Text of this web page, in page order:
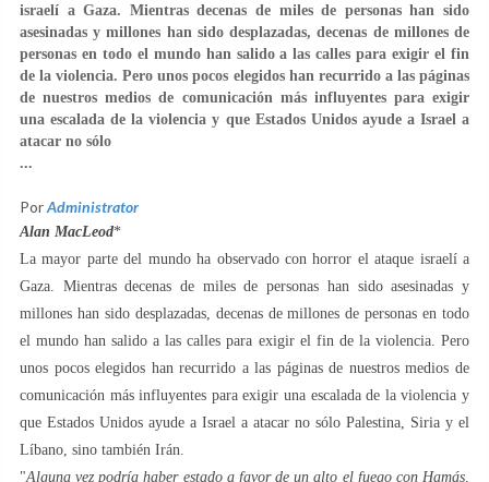
israelí a Gaza. Mientras decenas de miles de personas han sido
asesinadas y millones han sido desplazadas, decenas de millones de
personas en todo el mundo han salido a las calles para exigir el fin
de la violencia. Pero unos pocos elegidos han recurrido a las páginas
de nuestros medios de comunicación más influyentes para exigir
una escalada de la violencia y que Estados Unidos ayude a Israel a
atacar no sólo
...
PorAdministrator
Alan MacLeod*
La mayor parte del mundo ha observado con horror el ataque israelí a
Gaza. Mientras decenas de miles de personas han sido asesinadas y
millones han sido desplazadas, decenas de millones de personas en todo
el mundo han salido a las calles para exigir el fin de la violencia. Pero
unos pocos elegidos han recurrido a las páginas de nuestros medios de
comunicación más influyentes para exigir una escalada de la violencia y
que Estados Unidos ayude a Israel a atacar no sólo Palestina, Siria y el
Líbano, sino también Irán.
"Alguna vez podría haber estado a favor de un alto el fuego con Hamás,